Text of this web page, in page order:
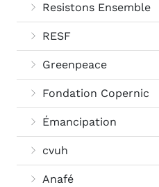
Resistons Ensemble
RESF
Greenpeace
Fondation Copernic
Émancipation
cvuh
Anafé